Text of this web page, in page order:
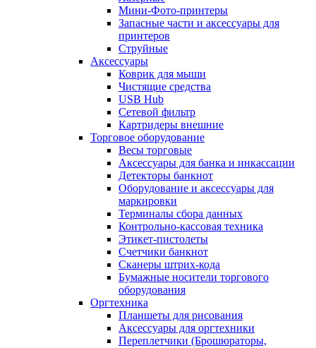
Мини-Фото-принтеры
Запасные части и аксессуары для
принтеров
Струйные
Аксессуары
Коврик для мыши
Чистящие средства
USB Hub
Сетевой фильтр
Картридеры внешние
Торговое оборудование
Весы торговые
Аксессуары для банка и инкассации
Детекторы банкнот
Оборудование и аксессуары для
маркировки
Терминалы сбора данных
Контрольно-кассовая техника
Этикет-пистолеты
Счетчики банкнот
Сканеры штрих-кода
Бумажные носители торгового
оборудования
Оргтехника
Планшеты для рисования
Аксессуары для оргтехники
Переплетчики (Брошюраторы,